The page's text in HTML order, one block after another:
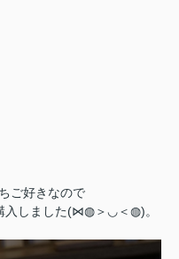
ご好きなので
入しました(⋈◍＞◡＜◍)。